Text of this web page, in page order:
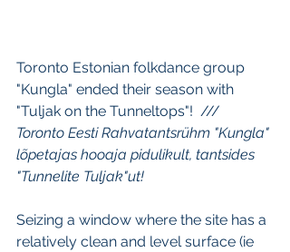
Toronto Estonian folkdance group
"Kungla" ended their season with
"Tuljak on the Tunneltops"!  ///
Toronto Eesti Rahvatantsrühm "Kungla"
lõpetajas hooaja pidulikult, tantsides
"Tunnelite Tuljak"ut!
Seizing a window where the site has a
relatively clean and level surface (ie